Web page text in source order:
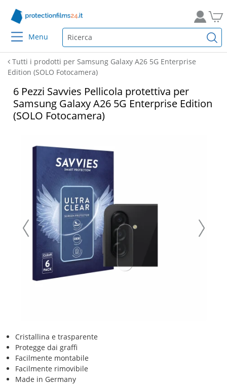
Menu
Tutti i prodotti per Samsung Galaxy A26 5G Enterprise
Edition (SOLO Fotocamera)
6 Pezzi Savvies Pellicola protettiva per
Samsung Galaxy A26 5G Enterprise Edition
(SOLO Fotocamera)
Cristallina e trasparente
Protegge dai graffi
Facilmente montabile
Facilmente rimovibile
Made in Germany